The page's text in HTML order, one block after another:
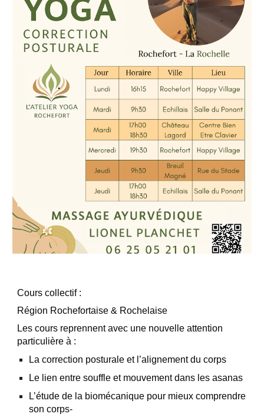
Cours collectif :
Région Rochefortaise & Rochelaise
Les cours reprennent avec une nouvelle attention
particulière à :
La correction posturale et l’alignement du corps
Le lien entre souffle et mouvement dans les asanas
L’étude de la biomécanique pour mieux comprendre
son corps-